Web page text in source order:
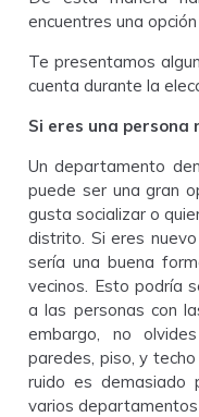
encuentres una
Te presentamos
cuenta durante la
Si eres una persona
Un departamento
puede ser una gran
gusta socializar o
distrito. Si eres
sería una buena
vecinos. Esto podría
a las personas con
embargo, no
paredes, piso, y
ruido es demasiado
varios